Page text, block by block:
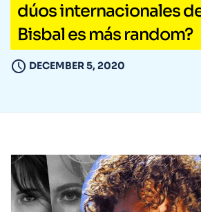
dúos internacionales
Bisbal es más random?
DECEMBER 5, 2020